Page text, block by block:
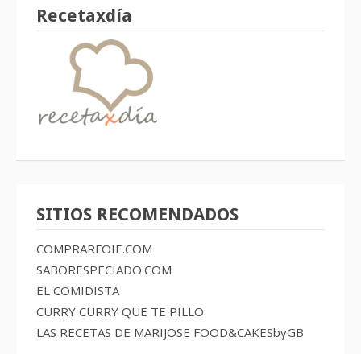
Recetaxdía
SITIOS RECOMENDADOS
COMPRARFOIE.COM
SABORESPECIADO.COM
EL COMIDISTA
CURRY CURRY QUE TE PILLO
LAS RECETAS DE MARIJOSE FOOD&CAKESbyGB